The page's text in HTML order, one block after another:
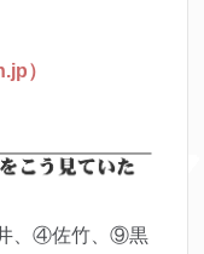
）
、④佐竹、⑨黒